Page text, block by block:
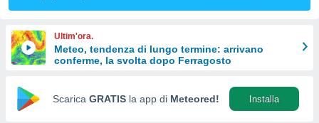
di
Web
Ultim'ora.
Meteo, tendenza di lungo termine: arrivano
conferme, la svolta dopo Ferragosto
Scarica GRATIS la app di Meteored! Installa